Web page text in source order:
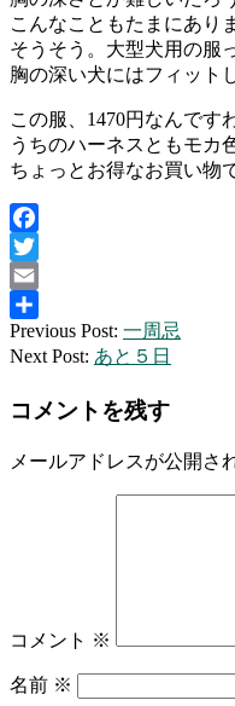
こんなこともたまにあり
そうそう。大型犬用の服
胸の深い犬にはフィット
この服、1470円なんです
うちのハーネスともモカ
ちょっとお得なお買い物
Facebook
Twitter
Email
共
有
2014-
02-
Previous Post: 一周忌
Next Post: あと５日
コメントを残す
メールアドレスが公開さ
コメント ※
名前 ※